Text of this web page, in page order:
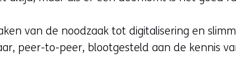
van de noodzaak tot digitalisering en
peer-to-peer, blootgesteld aan de kennis